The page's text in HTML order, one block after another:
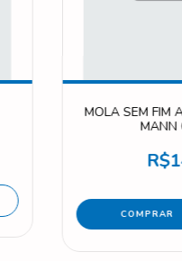
MOLA SEM FIM
MANN